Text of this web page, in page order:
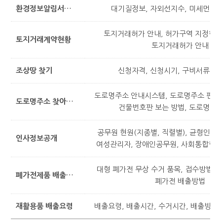
환경정보알림서비스 대기질정보, 자외선지수, 미세먼지,
토지거래계약현황
토지거래허가 안내, 허가구역 지정현
토지거래허가 안내
조상땅 찾기 신청자격, 신청시기, 구비서류,
도로명주소 찾아보기
도로명주소 안내시스템, 도로명주소 편
건물번호판 보는 방법, 도로명 주
인사정보공개
공무원 현원(지종별, 직렬별), 균형인사
여성관리자, 장애인공무원, 사회통합형
폐가전제품 배출방법
대형 폐가전 무상 수거 품목, 접수방법,
폐가전 배출방법
재활용품 배출요령 배출요령, 배출시간, 수거시간, 배출방법